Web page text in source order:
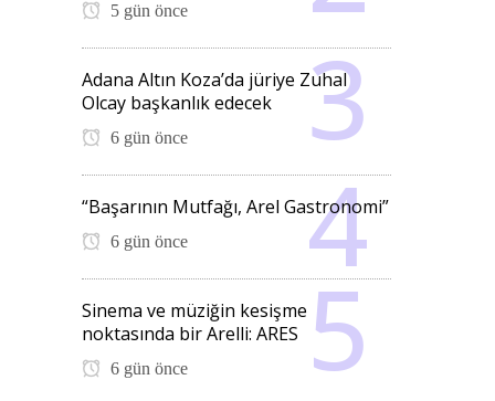
5 gün önce
Adana Altın Koza’da jüriye Zuhal
Olcay başkanlık edecek
6 gün önce
“Başarının Mutfağı, Arel Gastronomi”
6 gün önce
Sinema ve müziğin kesişme
noktasında bir Arelli: ARES
6 gün önce